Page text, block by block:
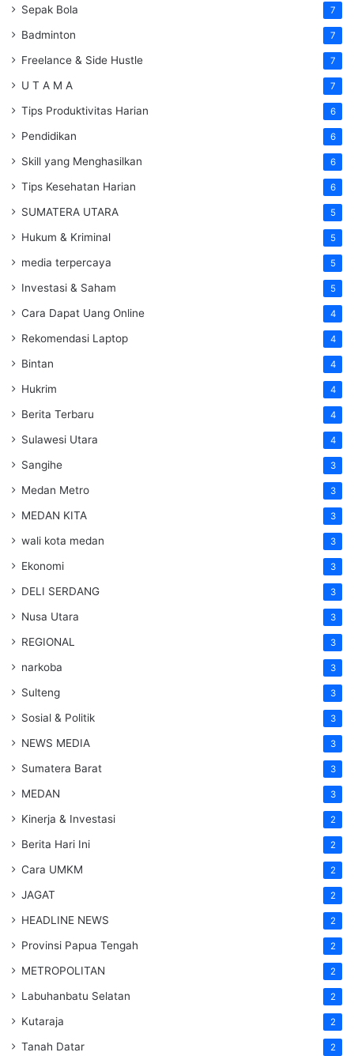
Sepak Bola 7
Badminton 7
Freelance & Side Hustle 7
U T A M A 7
Tips Produktivitas Harian 6
Pendidikan 6
Skill yang Menghasilkan 6
Tips Kesehatan Harian 6
SUMATERA UTARA 5
Hukum & Kriminal 5
media terpercaya 5
Investasi & Saham 5
Cara Dapat Uang Online 4
Rekomendasi Laptop 4
Bintan 4
Hukrim 4
Berita Terbaru 4
Sulawesi Utara 4
Sangihe 3
Medan Metro 3
MEDAN KITA 3
wali kota medan 3
Ekonomi 3
DELI SERDANG 3
Nusa Utara 3
REGIONAL 3
narkoba 3
Sulteng 3
Sosial & Politik 3
NEWS MEDIA 3
Sumatera Barat 3
MEDAN 3
Kinerja & Investasi 2
Berita Hari Ini 2
Cara UMKM 2
JAGAT 2
HEADLINE NEWS 2
Provinsi Papua Tengah 2
METROPOLITAN 2
Labuhanbatu Selatan 2
Kutaraja 2
Tanah Datar 2